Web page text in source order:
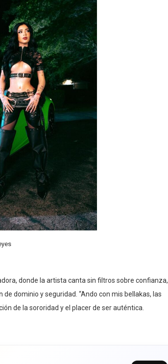
donde la artista canta sin filtros sobre confianza,
dominio y seguridad. “Ando con mis bellakas, las
de la sororidad y el placer de ser auténtica.